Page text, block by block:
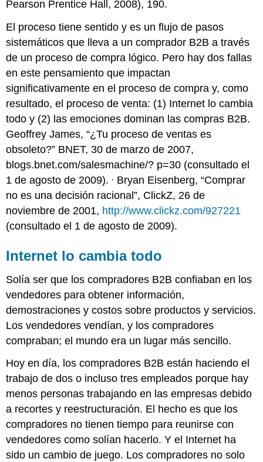
Pearson Prentice Hall, 2008), 190.
El proceso tiene sentido y es un flujo de pasos
sistemáticos que lleva a un comprador B2B a través
de un proceso de compra lógico. Pero hay dos fallas
en este pensamiento que impactan
significativamente en el proceso de compra y, como
resultado, el proceso de venta: (1) Internet lo cambia
todo y (2) las emociones dominan las compras B2B.
Geoffrey James, “¿Tu proceso de ventas es
obsoleto?” BNET, 30 de marzo de 2007,
blogs.bnet.com/salesmachine/? p=30 (consultado el
1 de agosto de 2009). , Bryan Eisenberg, “Comprar
no es una decisión racional”, ClickZ, 26 de
noviembre de 2001, http://www.clickz.com/927221
(consultado el 1 de agosto de 2009).
Internet lo cambia todo
Solía ser que los compradores B2B confiaban en los
vendedores para obtener información,
demostraciones y costos sobre productos y servicios.
Los vendedores vendían, y los compradores
compraban; el mundo era un lugar más sencillo.
Hoy en día, los compradores B2B están haciendo el
trabajo de dos o incluso tres empleados porque hay
menos personas trabajando en las empresas debido
a recortes y reestructuración. El hecho es que los
compradores no tienen tiempo para reunirse con
vendedores como solían hacerlo. Y el Internet ha
sido un cambio de juego. Los compradores no solo